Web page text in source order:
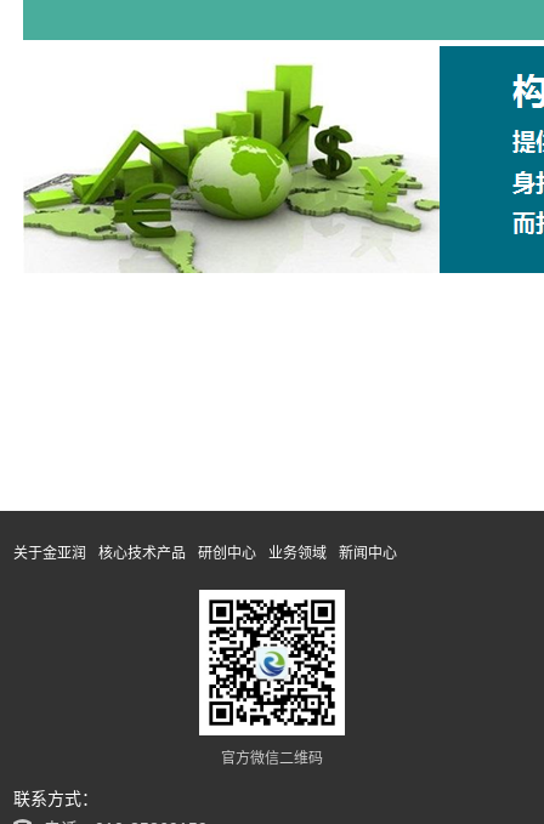
关于金亚润 核心技术产品 研创中心 业务领域 新闻中心
官方微信二维码
联系方式：